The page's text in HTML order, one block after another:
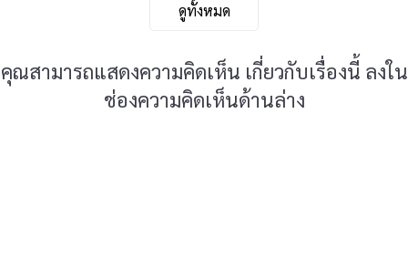
ดูทั้งหมด
คุณสามารถแสดงความคิดเห็น เกี่ยวกับเรื่องนี้ ลงใน
ช่องความคิดเห็นด้านล่าง